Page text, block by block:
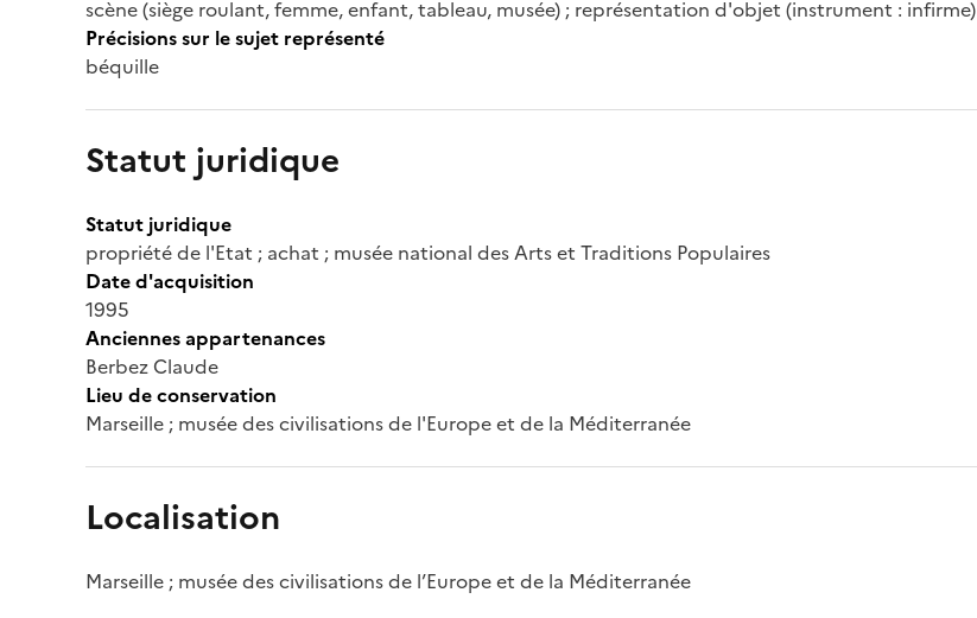
scène (siège roulant, femme, enfant, tableau, musée) ; représentation d'objet (instrument : infirme)
Précisions sur le sujet représenté
béquille
Statut juridique
Statut juridique
propriété de l'Etat ; achat ; musée national des Arts et Traditions Populaires
Date d'acquisition
1995
Anciennes appartenances
Berbez Claude
Lieu de conservation
Marseille ; musée des civilisations de l'Europe et de la Méditerranée
Localisation
Marseille ; musée des civilisations de l’Europe et de la Méditerranée